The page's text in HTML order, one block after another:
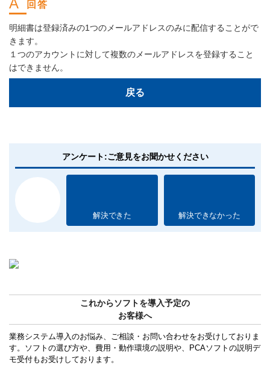
明細書は登録済みの1つのメールアドレスのみに配信することがで
きます。
１つのアカウントに対して複数のメールアドレスを登録すること
はできません。
戻る
アンケート:ご意見をお聞かせください
解決できた 解決できなかった
これからソフトを導入予定の
お客様へ
業務システム導入のお悩み、ご相談・お問い合わせをお受けしておりま
す。ソフトの選び方や、費用・動作環境の説明や、PCAソフトの説明デ
モ受付もお受けしております。